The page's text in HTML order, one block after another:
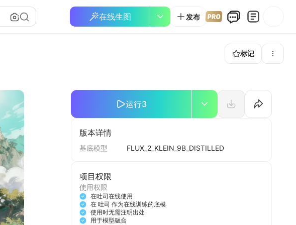
在线生图 发布
标记
运行3
版本详情
基底模型 FLUX_2_KLEIN_9B_DISTILLED
项目权限
使用权限
在吐司在线使用
在 吐司 作为在线训练的底模
使用时无需注明出处
用于模型融合